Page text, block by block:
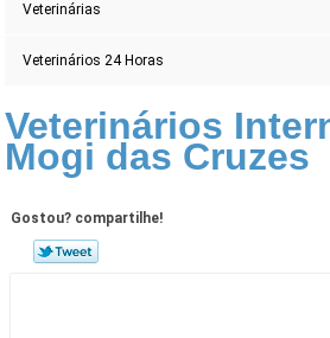
Veterinárias
Veterinários 24 Horas
Veterinários
Mogi das Cruzes
Gostou? compartilhe!